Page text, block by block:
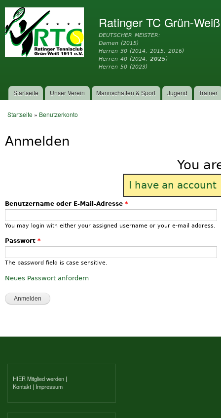
Ratinger TC Grün-
DEUTSCHER MEISTER:
Damen (2015)
Herren 30 (2014, 2015, 2016)
Herren 40 (2024,2025)
Herren 50 (2023)
Hauptmenü
Startseite Unser Verein Mannschaften & Sport Jugend Trainer
Startseite » Benutzerkonto
Anmelden
You
I have an account
Benutzername oder E-Mail-Adresse *
You may login with either your assigned username or your e-mail address.
Passwort *
The password field is case sensitive.
Neues Passwort anfordern
HIER Mitglied werden |
Kontakt | Impressum